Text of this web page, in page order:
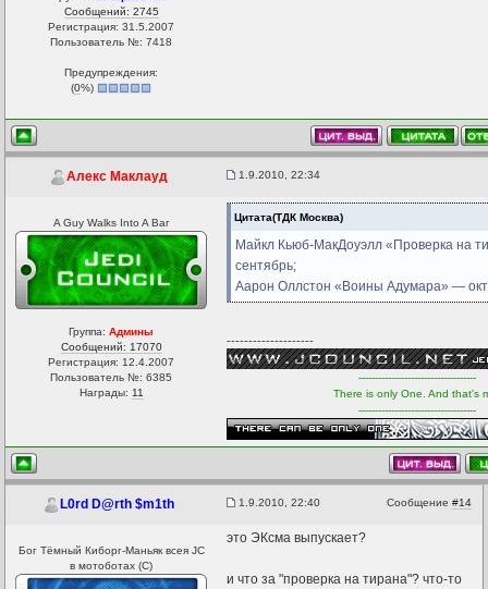
Сообщений: 2745
Регистрация: 31.5.2007
Пользователь №: 7418
Предупреждения:
(0%)
Алекс Маклауд 1.9.2010, 22:34
A Guy Walks Into A Bar
Группа:Админы
Сообщений: 17070
Регистрация: 12.4.2007
Пользователь №: 6385
Награды: 11
Цитата(ТДК Москва)
Майкл Кьюб-МакДоуэлл «Проверка на
сентябрь;
Аарон Оллстон «Воины Адумара» —
--------------------
------------------------------------
There is only One. And that's
------------------------------------
L0rd D@rth $m1th 1.9.2010, 22:40 Сообщение#14
Бог Тёмный Киборг-Маньяк всея JC
в мотоботах (С)
это ЭКсма выпускает?
и что за "проверка на тирана"? что-то